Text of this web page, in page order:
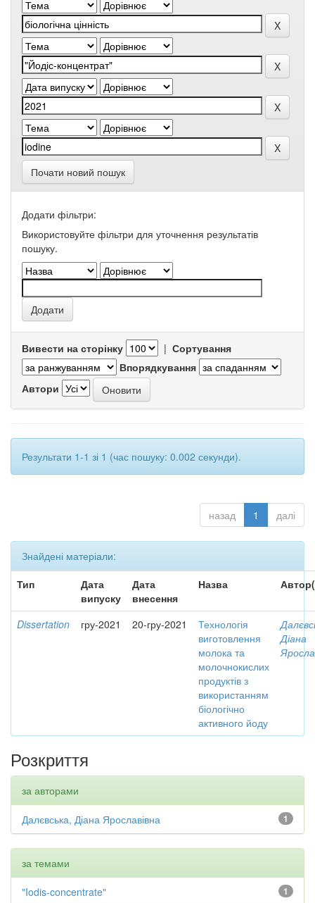
Почати новий пошук
Додати фільтри:
Використовуйте фільтри для уточнення результатів
пошуку.
Вивести на сторінку | Сортування
Впорядкування
Автори
Результати 1-1 зі 1 (час пошуку: 0.002 секунди).
назад 1 далі
Знайдені матеріали:
Тип
Дата
випуску
Дата
внесення
Назва
Dissertation гру-2021 20-гру-2021
Технологія
виготовлення
молока та
молочнокислих
продуктів з
використанням
біологічно
активного йоду
Діана
Розкриття
за авторами
1
Далєвська, Діана Ярославівна
за темами
1
"Iodis-concentrate"